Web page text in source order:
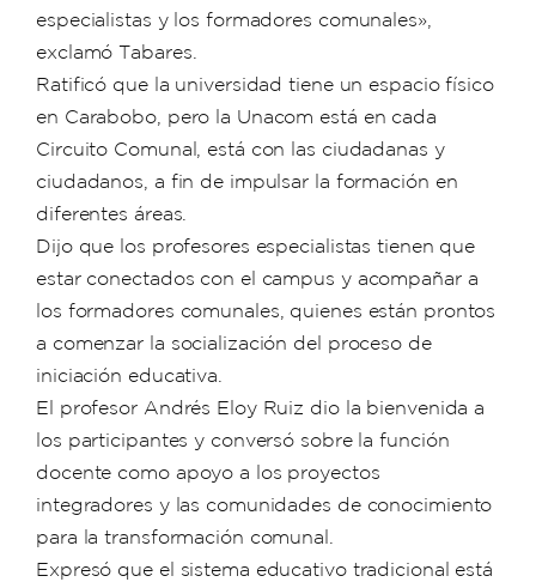
especialistas y los formadores comunales»,
exclamó Tabares.
Ratificó que la universidad tiene un espacio físico
en Carabobo, pero la Unacom está en cada
Circuito Comunal, está con las ciudadanas y
ciudadanos, a fin de impulsar la formación en
diferentes áreas.
Dijo que los profesores especialistas tienen que
estar conectados con el campus y acompañar a
los formadores comunales, quienes están prontos
a comenzar la socialización del proceso de
iniciación educativa.
El profesor Andrés Eloy Ruiz dio la bienvenida a
los participantes y conversó sobre la función
docente como apoyo a los proyectos
integradores y las comunidades de conocimiento
para la transformación comunal.
Expresó que el sistema educativo tradicional está